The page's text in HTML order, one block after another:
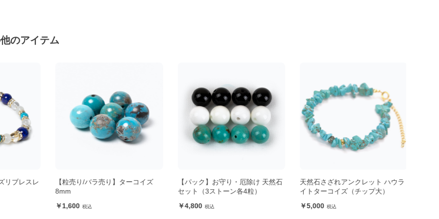
のアイテム
リブレスレ
【粒売り/バラ売り】ターコイズ
8mm
1,600
【パック】お守り・厄除け 天然石
セット（3ストーン各4粒）
4,800
天然石さざれアンクレット ハウラ
イトターコイズ（チップ大）
5,000